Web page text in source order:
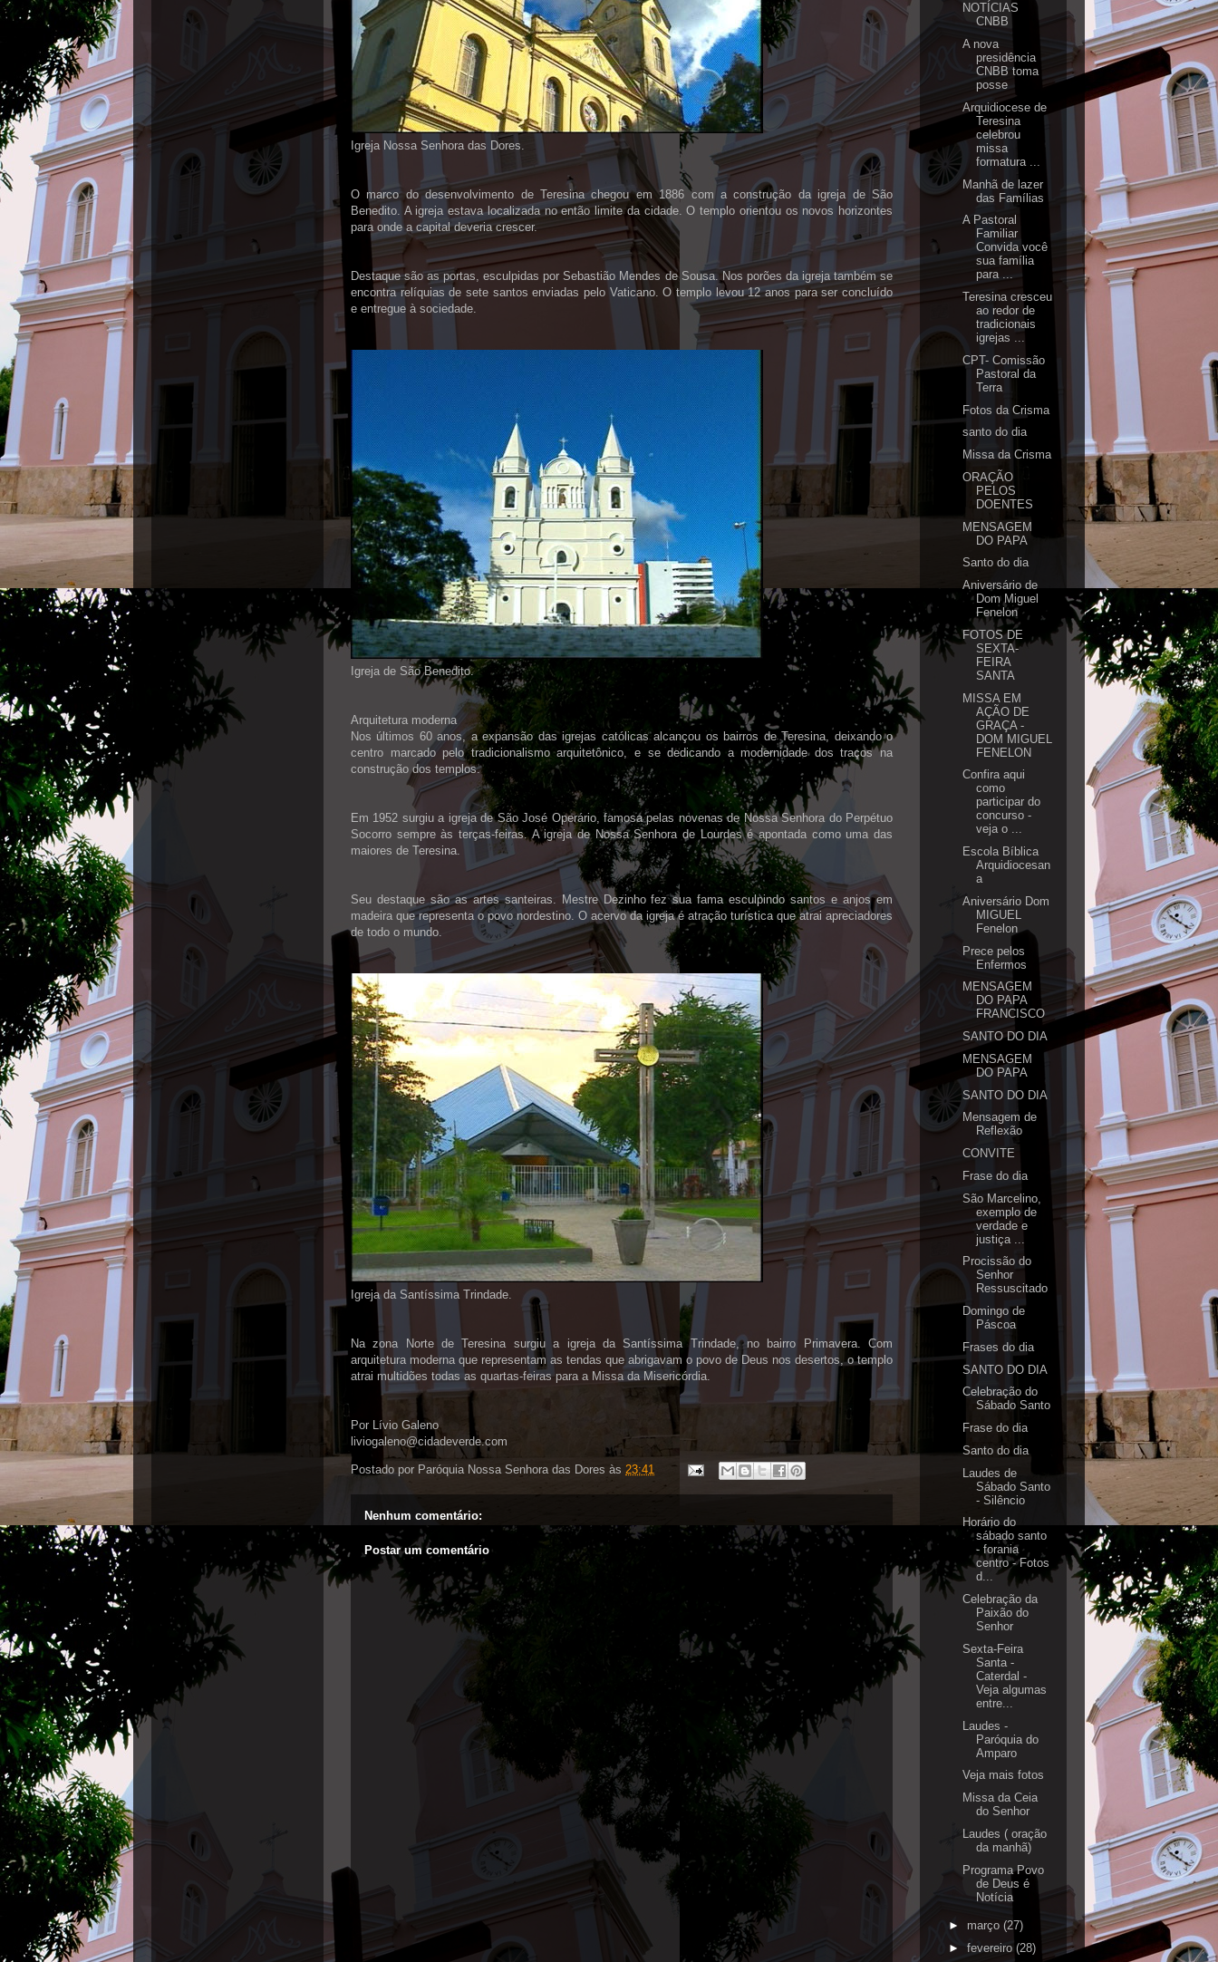
Igreja Nossa Senhora das Dores.
O marco do desenvolvimento de Teresina chegou em 1886 com a construção da igreja de São
Benedito. A igreja estava localizada no então limite da cidade. O templo orientou os novos horizontes
para onde a capital deveria crescer.
Destaque são as portas, esculpidas por Sebastião Mendes de Sousa. Nos porões da igreja também se
encontra relíquias de sete santos enviadas pelo Vaticano. O templo levou 12 anos para ser concluído
e entregue à sociedade.
Igreja de São Benedito.
Arquitetura moderna
Nos últimos 60 anos, a expansão das igrejas católicas alcançou os bairros de Teresina, deixando o
centro marcado pelo tradicionalismo arquitetônico, e se dedicando a modernidade dos traços na
construção dos templos.
Em 1952 surgiu a igreja de São José Operário, famosa pelas novenas de Nossa Senhora do Perpétuo
Socorro sempre às terças-feiras. A igreja de Nossa Senhora de Lourdes é apontada como uma das
maiores de Teresina.
Seu destaque são as artes santeiras. Mestre Dezinho fez sua fama esculpindo santos e anjos em
madeira que representa o povo nordestino. O acervo da igreja é atração turística que atrai apreciadores
de todo o mundo.
Igreja da Santíssima Trindade.
Na zona Norte de Teresina surgiu a igreja da Santíssima Trindade, no bairro Primavera. Com
arquitetura moderna que representam as tendas que abrigavam o povo de Deus nos desertos, o templo
atrai multidões todas as quartas-feiras para a Missa da Misericórdia.
Por Lívio Galeno
liviogaleno@cidadeverde.com
Postado por Paróquia Nossa Senhora das Dores às 23:41
Nenhum comentário:
Postar um comentário
NOTÍCIAS
CNBB
A nova
presidência
CNBB toma
posse
Arquidiocese de
Teresina
celebrou
missa
formatura ...
Manhã de lazer
das Famílias
A Pastoral
Familiar
Convida você
sua família
para ...
Teresina cresceu
ao redor de
tradicionais
igrejas ...
CPT- Comissão
Pastoral da
Terra
Fotos da Crisma
santo do dia
Missa da Crisma
ORAÇÃO
PELOS
DOENTES
MENSAGEM
DO PAPA
Santo do dia
Aniversário de
Dom Miguel
Fenelon
FOTOS DE
SEXTA-
FEIRA
SANTA
MISSA EM
AÇÃO DE
GRAÇA -
DOM MIGUEL
FENELON
Confira aqui
como
participar do
concurso -
veja o ...
Escola Bíblica
Arquidiocesan
a
Aniversário Dom
MIGUEL
Fenelon
Prece pelos
Enfermos
MENSAGEM
DO PAPA
FRANCISCO
SANTO DO DIA
MENSAGEM
DO PAPA
SANTO DO DIA
Mensagem de
Reflexão
CONVITE
Frase do dia
São Marcelino,
exemplo de
verdade e
justiça ...
Procissão do
Senhor
Ressuscitado
Domingo de
Páscoa
Frases do dia
SANTO DO DIA
Celebração do
Sábado Santo
Frase do dia
Santo do dia
Laudes de
Sábado Santo
- Silêncio
Horário do
sábado santo
- forania
centro - Fotos
d...
Celebração da
Paixão do
Senhor
Sexta-Feira
Santa -
Caterdal -
Veja algumas
entre...
Laudes -
Paróquia do
Amparo
Veja mais fotos
Missa da Ceia
do Senhor
Laudes ( oração
da manhã)
Programa Povo
de Deus é
Notícia
► março (27)
► fevereiro (28)